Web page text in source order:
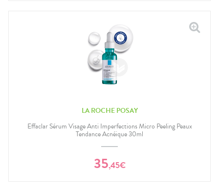
LA ROCHE POSAY
Effaclar Sérum Visage Anti Imperfections Micro Peeling Peaux
Tendance Acnéique 30ml
35,45€